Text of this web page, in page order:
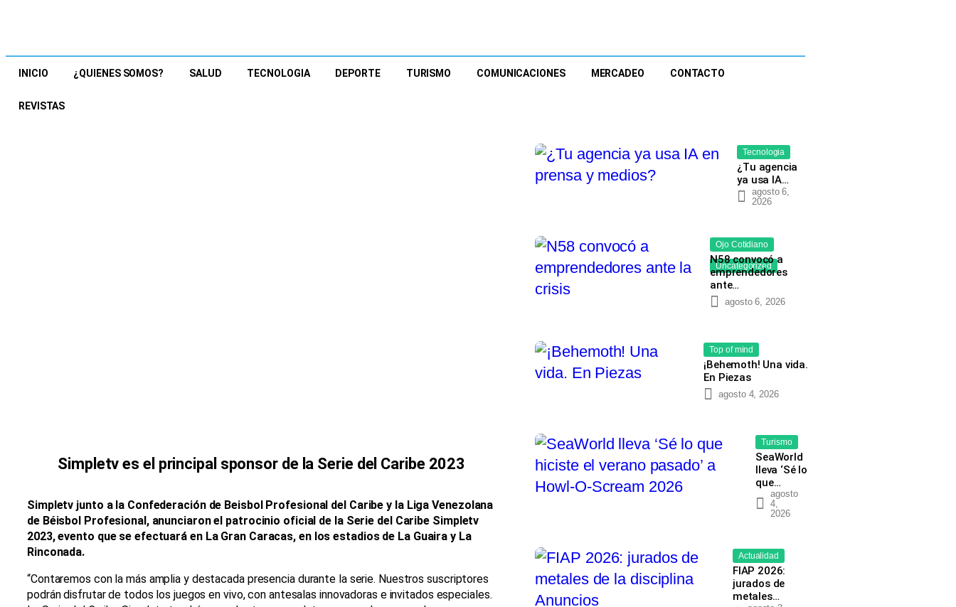
INICIO ¿QUIENES SOMOS? SALUD TECNOLOGIA DEPORTE TURISMO COMUNICACIONES MERCADEO CONTACTO
REVISTAS
Simpletv es el principal sponsor de la Serie del Caribe 2023
Simpletv junto a la Confederación de Beisbol Profesional del Caribe y la Liga Venezolana
de Béisbol Profesional, anunciaron el patrocinio oficial de la Serie del Caribe Simpletv
2023, evento que se efectuará en La Gran Caracas, en los estadios de La Guaira y La
Rinconada.
“Contaremos con la más amplia y destacada presencia durante la serie. Nuestros suscriptores
podrán disfrutar de todos los juegos en vivo, con antesalas innovadoras e invitados especiales.
Tecnologia
¿Tu agencia
ya usa IA…
agosto 6,
2026
Ojo Cotidiano
Uncategorized
N58 convocó a
emprendedores
ante…
agosto 6, 2026
Top of mind
¡Behemoth! Una vida.
En Piezas
agosto 4, 2026
Turismo
SeaWorld
lleva ‘Sé lo
que…
agosto
4,
2026
Actualidad
FIAP 2026:
jurados de
metales…